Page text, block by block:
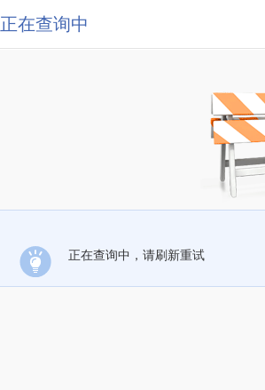
正在查询中
正在查询中，请刷新重试